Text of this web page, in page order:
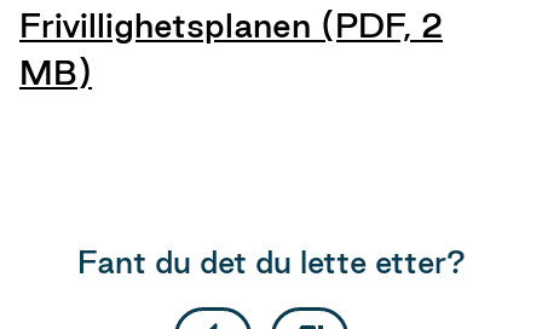
Frivillighetsplanen (PDF, 2
MB)
Fant du det du lette etter?